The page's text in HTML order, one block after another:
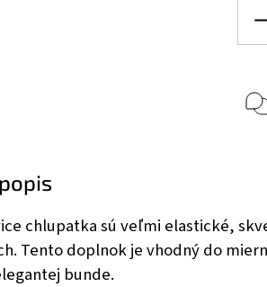
chlupatka sú veľmi elastické,
Tento doplnok je vhodný do
bunde.